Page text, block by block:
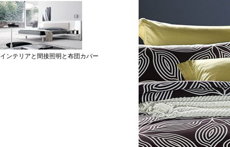
ンの最新トレンドと知識
インテリアと間接照明と布団カバー